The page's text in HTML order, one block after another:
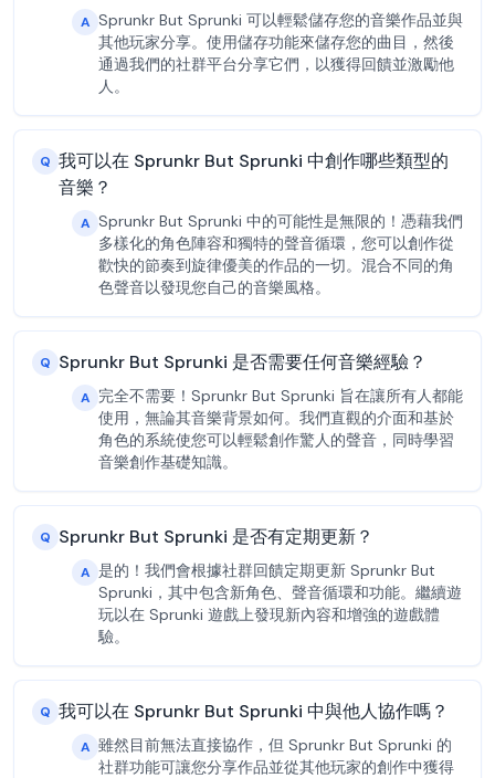
A Sprunkr But Sprunki 可以輕鬆儲存您的音樂作品並與
其他玩家分享。使用儲存功能來儲存您的曲目，然後
通過我們的社群平台分享它們，以獲得回饋並激勵他
人。
Q 我可以在 Sprunkr But Sprunki 中創作哪些類型的
音樂？
A Sprunkr But Sprunki 中的可能性是無限的！憑藉我們
多樣化的角色陣容和獨特的聲音循環，您可以創作從
歡快的節奏到旋律優美的作品的一切。混合不同的角
色聲音以發現您自己的音樂風格。
Q Sprunkr But Sprunki 是否需要任何音樂經驗？
A 完全不需要！Sprunkr But Sprunki 旨在讓所有人都能
使用，無論其音樂背景如何。我們直觀的介面和基於
角色的系統使您可以輕鬆創作驚人的聲音，同時學習
音樂創作基礎知識。
Q Sprunkr But Sprunki 是否有定期更新？
A 是的！我們會根據社群回饋定期更新 Sprunkr But
Sprunki，其中包含新角色、聲音循環和功能。繼續遊
玩以在 Sprunki 遊戲上發現新內容和增強的遊戲體
驗。
Q 我可以在 Sprunkr But Sprunki 中與他人協作嗎？
A 雖然目前無法直接協作，但 Sprunkr But Sprunki 的
社群功能可讓您分享作品並從其他玩家的創作中獲得